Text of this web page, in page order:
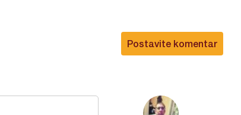
Postavite komentar